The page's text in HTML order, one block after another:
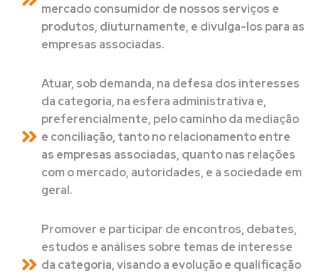
mercado consumidor de nossos serviços e
produtos, diuturnamente, e divulga-los para as
empresas associadas.
Atuar, sob demanda, na defesa dos interesses
da categoria, na esfera administrativa e,
preferencialmente, pelo caminho da mediação
e conciliação, tanto no relacionamento entre
as empresas associadas, quanto nas relações
com o mercado, autoridades, e a sociedade em
geral.
Promover e participar de encontros, debates,
estudos e análises sobre temas de interesse
da categoria, visando a evolução e qualificação